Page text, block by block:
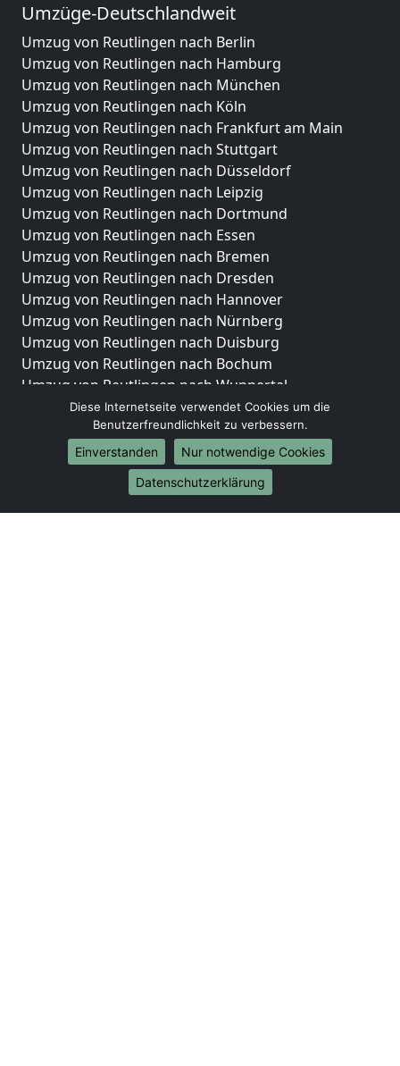
Umzüge-Deutschlandweit
Umzug von Reutlingen nach Berlin
Umzug von Reutlingen nach Hamburg
Umzug von Reutlingen nach München
Umzug von Reutlingen nach Köln
Umzug von Reutlingen nach Frankfurt am Main
Umzug von Reutlingen nach Stuttgart
Umzug von Reutlingen nach Düsseldorf
Umzug von Reutlingen nach Leipzig
Umzug von Reutlingen nach Dortmund
Umzug von Reutlingen nach Essen
Umzug von Reutlingen nach Bremen
Umzug von Reutlingen nach Dresden
Umzug von Reutlingen nach Hannover
Umzug von Reutlingen nach Nürnberg
Umzug von Reutlingen nach Duisburg
Umzug von Reutlingen nach Bochum
Umzug von Reutlingen nach Wuppertal
Umzug von Reutlingen nach Bielefeld
Umzug von Reutlingen nach Bonn
Umzug von Reutlingen nach Münster
Internationale-Umzüge
Umzug von Reutlingen nach Brasilien
Diese Internetseite verwendet Cookies um die
Benutzerfreundlichkeit zu verbessern.
Einverstanden
Nur notwendige Cookies
Datenschutzerklärung